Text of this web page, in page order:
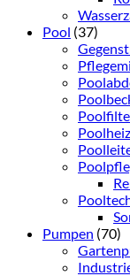
Pool (37)
Pumpen (70)